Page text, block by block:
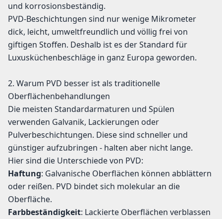
und korrosionsbeständig.
PVD-Beschichtungen sind nur wenige Mikrometer
dick, leicht, umweltfreundlich und völlig frei von
giftigen Stoffen. Deshalb ist es der Standard für
Luxusküchenbeschläge in ganz Europa geworden.
2. Warum PVD besser ist als traditionelle
Oberflächenbehandlungen
Die meisten Standardarmaturen und Spülen
verwenden Galvanik, Lackierungen oder
Pulverbeschichtungen. Diese sind schneller und
günstiger aufzubringen - halten aber nicht lange.
Hier sind die Unterschiede von PVD:
Haftung: Galvanische Oberflächen können abblättern
oder reißen. PVD bindet sich molekular an die
Oberfläche.
Farbbeständigkeit: Lackierte Oberflächen verblassen